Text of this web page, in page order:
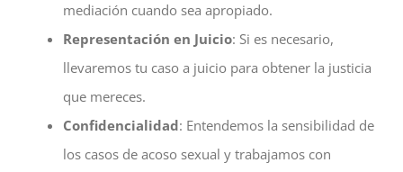
mediación cuando sea apropiado.
Representación en Juicio: Si es necesario,
llevaremos tu caso a juicio para obtener la justicia
que mereces.
Confidencialidad: Entendemos la sensibilidad de
los casos de acoso sexual y trabajamos con